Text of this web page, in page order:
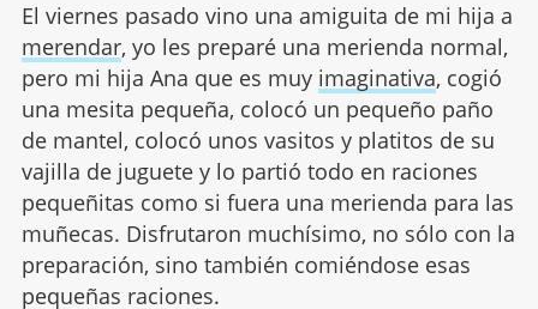
El viernes pasado vino una amiguita de mi hija a
merendar, yo les preparé una merienda normal,
pero mi hija Ana que es muy imaginativa, cogió
una mesita pequeña, colocó un pequeño paño
de mantel, colocó unos vasitos y platitos de su
vajilla de juguete y lo partió todo en raciones
pequeñitas como si fuera una merienda para las
muñecas. Disfrutaron muchísimo, no sólo con la
preparación, sino también comiéndose esas
pequeñas raciones.